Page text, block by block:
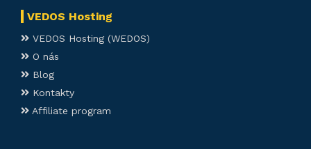
VEDOS Hosting
VEDOS Hosting (WEDOS)
O nás
Blog
Kontakty
Affiliate program